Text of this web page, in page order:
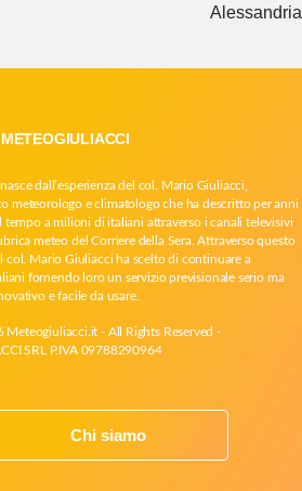
Alessandria
dall’esperienza del col. Mario Giuliacci,
meteorologo e climatologo che ha descritto per anni
tempo a milioni di italiani attraverso i canali televisivi
meteo del Corriere della Sera. Attraverso questo
col. Mario Giuliacci ha scelto di continuare a
fornendo loro un servizio previsionale serio ma
e facile da usare.
Meteogiuliacci.it - All Rights Reserved -
SRL P.IVA 09788290964
Chi siamo